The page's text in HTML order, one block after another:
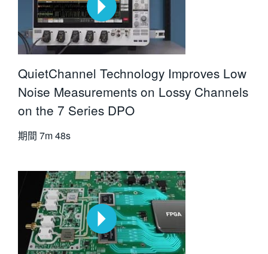
QuietChannel Technology Improves Low
Noise Measurements on Lossy Channels
on the 7 Series DPO
期間 7m 48s